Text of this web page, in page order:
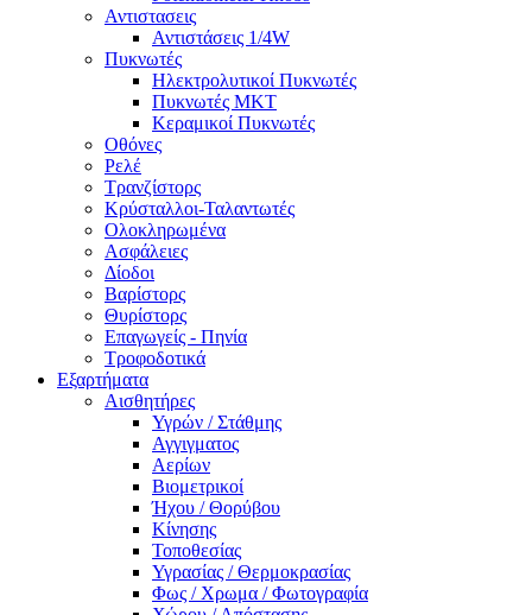
Αντιστασεις
Αντιστάσεις 1/4W
Πυκνωτές
Ηλεκτρολυτικοί Πυκνωτές
Πυκνωτές MKT
Κεραμικοί Πυκνωτές
Οθόνες
Ρελέ
Τρανζίστορς
Κρύσταλλοι-Ταλαντωτές
Ολοκληρωμένα
Ασφάλειες
Δίοδοι
Βαρίστορς
Θυρίστορς
Επαγωγείς - Πηνία
Τροφοδοτικά
Εξαρτήματα
Αισθητήρες
Υγρών / Στάθμης
Αγγιγματος
Αερίων
Βιομετρικοί
Ήχου / Θορύβου
Κίνησης
Τοποθεσίας
Υγρασίας / Θερμοκρασίας
Φως / Χρωμα / Φωτογραφία